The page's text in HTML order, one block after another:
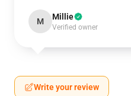
M Millie
Verified owner
Write your review